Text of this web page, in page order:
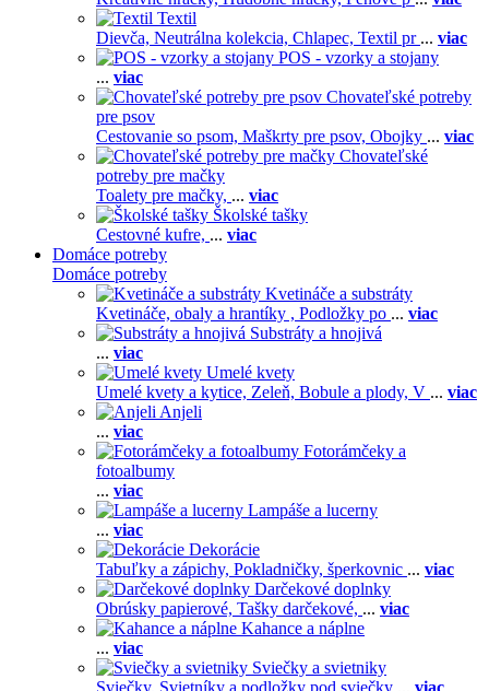
Textil
Dievča, Neutrálna kolekcia, Chlapec, Textil pr ... viac
POS - vzorky a stojany
... viac
Chovateľské potreby
pre psov
Cestovanie so psom, Maškrty pre psov, Obojky ... viac
Chovateľské
potreby pre mačky
Toalety pre mačky, ... viac
Školské tašky
Cestovné kufre, ... viac
Domáce potreby
Domáce potreby
Kvetináče a substráty
Kvetináče, obaly a hrantíky , Podložky po ... viac
Substráty a hnojivá
... viac
Umelé kvety
Umelé kvety a kytice, Zeleň, Bobule a plody, V ... viac
Anjeli
... viac
Fotorámčeky a
fotoalbumy
... viac
Lampáše a lucerny
... viac
Dekorácie
Tabuľky a zápichy, Pokladničky, šperkovnic ... viac
Darčekové doplnky
Obrúsky papierové, Tašky darčekové, ... viac
Kahance a náplne
... viac
Sviečky a svietniky
Sviečky, Svietníky a podložky pod sviečky ... viac